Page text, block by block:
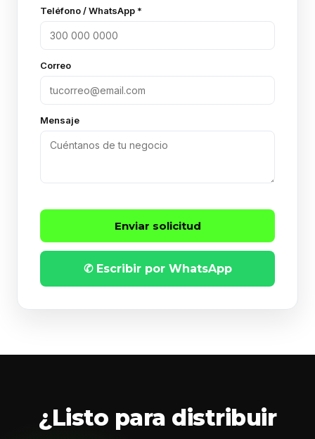
Teléfono / WhatsApp *
Correo
Mensaje
Enviar solicitud
✆ Escribir por WhatsApp
¿Listo para distribuir